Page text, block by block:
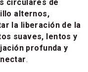
circulares de
alternos,
la liberación de la
suaves, lentos y
profunda y
.